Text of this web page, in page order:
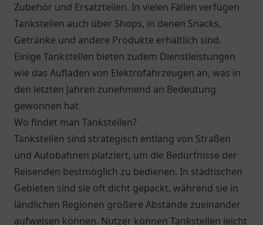
Zubehör und Ersatzteilen. In vielen Fällen verfügen
Tankstellen auch über Shops, in denen Snacks,
Getränke und andere Produkte erhältlich sind.
Einige Tankstellen bieten zudem Dienstleistungen
wie das Aufladen von Elektrofahrzeugen an, was in
den letzten Jahren zunehmend an Bedeutung
gewonnen hat.
Wo findet man Tankstellen?
Tankstellen sind strategisch entlang von Straßen
und Autobahnen platziert, um die Bedürfnisse der
Reisenden bestmöglich zu bedienen. In städtischen
Gebieten sind sie oft dicht gepackt, während sie in
ländlichen Regionen größere Abstände zueinander
aufweisen können. Nutzer können Tankstellen leicht